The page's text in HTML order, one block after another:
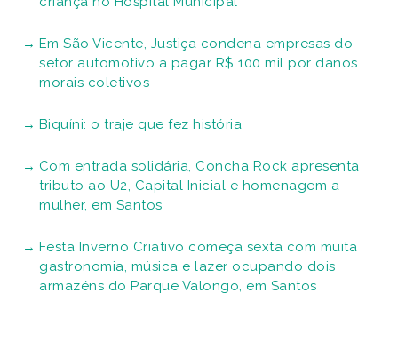
Em São Vicente, Justiça condena empresas do
setor automotivo a pagar R$ 100 mil por danos
morais coletivos
Biquíni: o traje que fez história
Com entrada solidária, Concha Rock apresenta
tributo ao U2, Capital Inicial e homenagem a
mulher, em Santos
Festa Inverno Criativo começa sexta com muita
gastronomia, música e lazer ocupando dois
armazéns do Parque Valongo, em Santos